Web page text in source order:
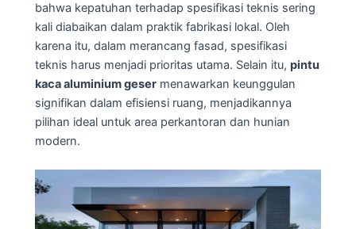
bahwa kepatuhan terhadap spesifikasi teknis sering
kali diabaikan dalam praktik fabrikasi lokal. Oleh
karena itu, dalam merancang fasad, spesifikasi
teknis harus menjadi prioritas utama. Selain itu, pintu
kaca aluminium geser menawarkan keunggulan
signifikan dalam efisiensi ruang, menjadikannya
pilihan ideal untuk area perkantoran dan hunian
modern.